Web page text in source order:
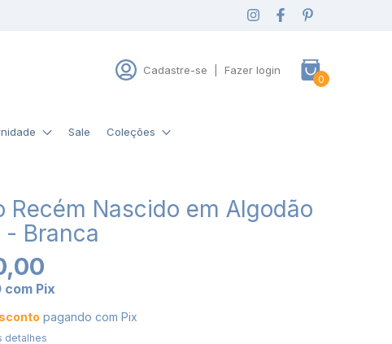
Cadastre-se Fazer login
0
Sale Coleções
Recém Nascido em Algodão
- Branca
com Pix
pagando com Pix
detalhes